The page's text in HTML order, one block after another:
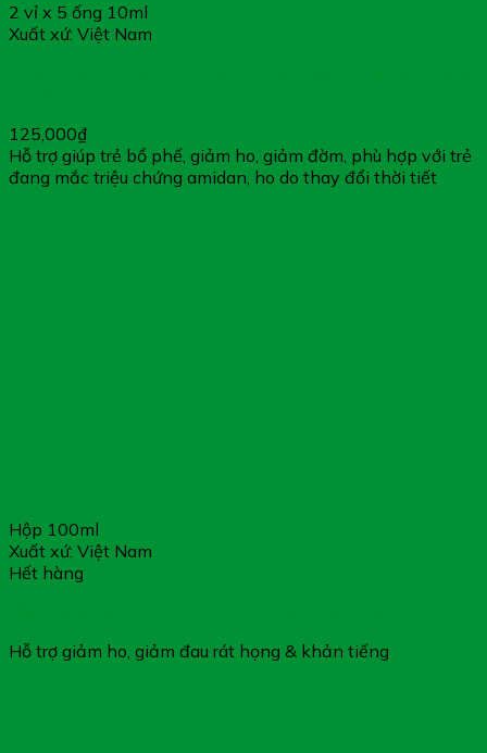
2 vỉ x 5 ống 10ml
Xuất xứ: Việt Nam
125,000₫
Hỗ trợ giúp trẻ bổ phế, giảm ho, giảm đờm, phù hợp với trẻ
đang mắc triệu chứng amidan, ho do thay đổi thời tiết
Hộp 100ml
Xuất xứ: Việt Nam
Hết hàng
Hỗ trợ giảm ho, giảm đau rát họng & khản tiếng